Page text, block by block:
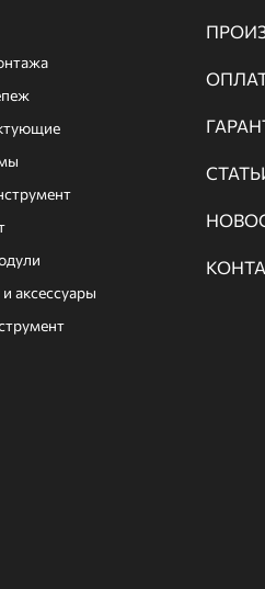
аксессуары